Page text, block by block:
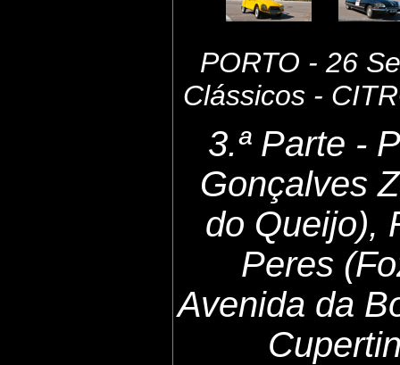
PORTO - 26
Clássicos -
3.ª Parte -
Gonçalves
do Queijo),
Peres
Avenida da